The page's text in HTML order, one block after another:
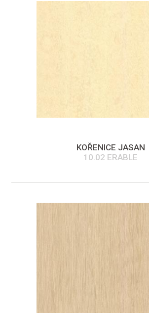
KOŘENICE JASAN
10.02 ERABLE